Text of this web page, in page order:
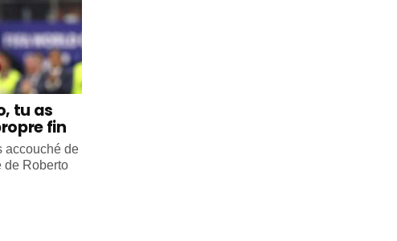
tu as
fin
accouché de
de Roberto